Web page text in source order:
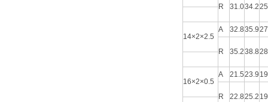
R 31.034.2
14×2×2.5
A 32.835.9
R 35.238.8
16×2×0.5
A 21.523.9
R 22.825.2